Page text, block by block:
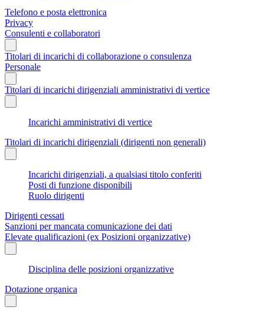
Telefono e posta elettronica
Privacy
Consulenti e collaboratori
Titolari di incarichi di collaborazione o consulenza
Personale
Titolari di incarichi dirigenziali amministrativi di vertice
Incarichi amministrativi di vertice
Titolari di incarichi dirigenziali (dirigenti non generali)
Incarichi dirigenziali, a qualsiasi titolo conferiti
Posti di funzione disponibili
Ruolo dirigenti
Dirigenti cessati
Sanzioni per mancata comunicazione dei dati
Elevate qualificazioni (ex Posizioni organizzative)
Disciplina delle posizioni organizzative
Dotazione organica